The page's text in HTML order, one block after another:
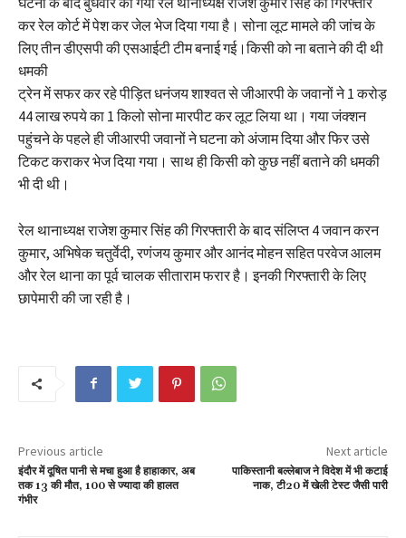
कर रेल कोर्ट में पेश कर जेल भेज दिया गया है। सोना लूट मामले की जांच के
लिए तीन डीएसपी की एसआईटी टीम बनाई गई।किसी को ना बताने की दी थी
धमकी
ट्रेन में सफर कर रहे पीड़ित धनंजय शाश्वत से जीआरपी के जवानों ने 1 करोड़
44 लाख रुपये का 1 किलो सोना मारपीट कर लूट लिया था। गया जंक्शन
पहुंचने के पहले ही जीआरपी जवानों ने घटना को अंजाम दिया और फिर उसे
टिकट कराकर भेज दिया गया। साथ ही किसी को कुछ नहीं बताने की धमकी
भी दी थी।
रेल थानाध्यक्ष राजेश कुमार सिंह की गिरफ्तारी के बाद संलिप्त 4 जवान करन
कुमार, अभिषेक चतुर्वेदी, रणंजय कुमार और आनंद मोहन सहित परवेज आलम
और रेल थाना का पूर्व चालक सीताराम फरार है। इनकी गिरफ्तारी के लिए
छापेमारी की जा रही है।
Previous article
इंदौर में दूषित पानी से मचा हुआ है हाहाकार, अब
तक 13 की मौत, 100 से ज्यादा की हालत
गंभीर
Next article
पाकिस्तानी बल्लेबाज ने विदेश में भी कटाई
नाक, टी20 में खेली टेस्ट जैसी पारी